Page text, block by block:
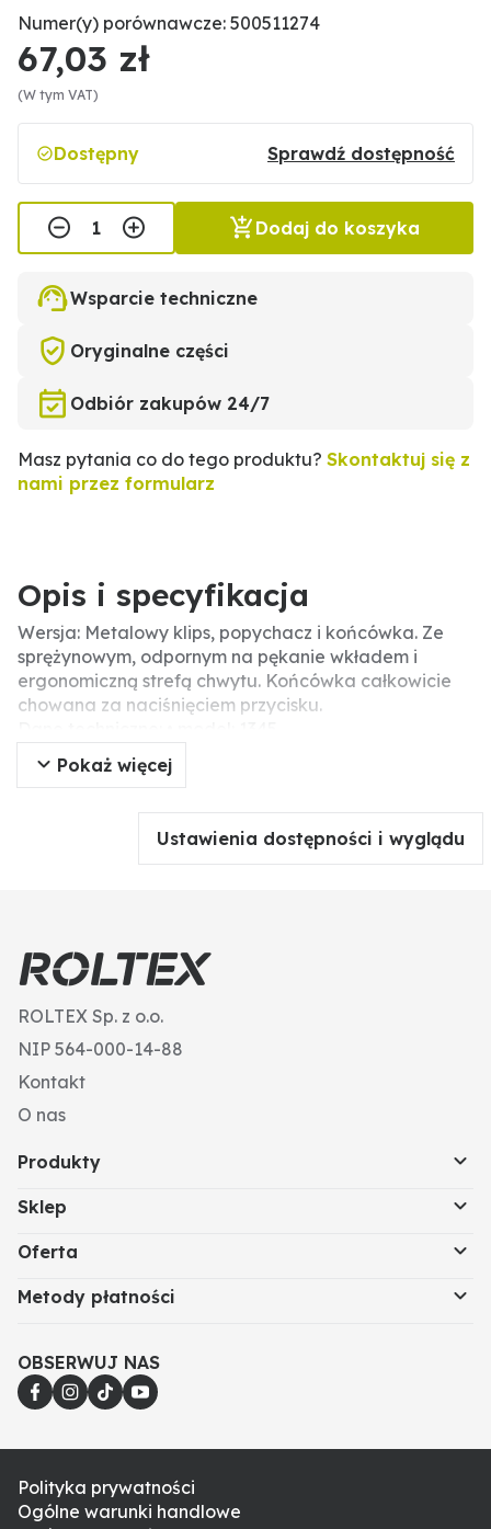
Numer(y) porównawcze: 500511274
67,03 zł
(W tym VAT)
Dostępny Sprawdź dostępność
Dodaj do koszyka
Wsparcie techniczne
Oryginalne części
Odbiór zakupów 24/7
Masz pytania co do tego produktu? Skontaktuj się z
nami przez formularz
Opis i specyfikacja
Wersja: Metalowy klips, popychacz i końcówka. Ze
sprężynowym, odpornym na pękanie wkładem i
ergonomiczną strefą chwytu. Końcówka całkowicie
chowana za naciśnięciem przycisku.
• z gumką
• wyposażenie: z wkładem
Pokaż więcej
Ustawienia dostępności i wyglądu
ROLTEX Sp. z o.o.
NIP 564-000-14-88
Kontakt
O nas
Produkty
Sklep
Oferta
Metody płatności
OBSERWUJ NAS
Polityka prywatności
Ogólne warunki handlowe